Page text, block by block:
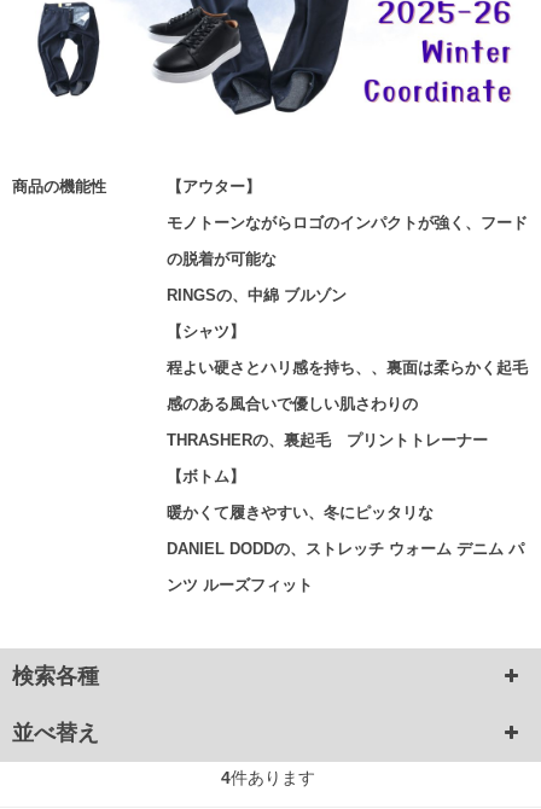
商品の機能性
【アウター】
モノトーンながらロゴのインパクトが強く、フード
の脱着が可能な
RINGSの、中綿 ブルゾン
【シャツ】
程よい硬さとハリ感を持ち、、裏面は柔らかく起毛
感のある風合いで優しい肌さわりの
THRASHERの、裏起毛 プリントトレーナー
【ボトム】
暖かくて履きやすい、冬にピッタリな
DANIEL DODDの、ストレッチ ウォーム デニム パ
ンツ ルーズフィット
検索各種
並べ替え
4件あります